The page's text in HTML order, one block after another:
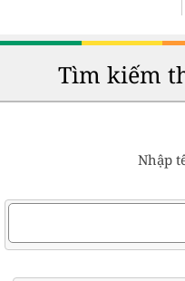
Tìm kiếm
Nhập